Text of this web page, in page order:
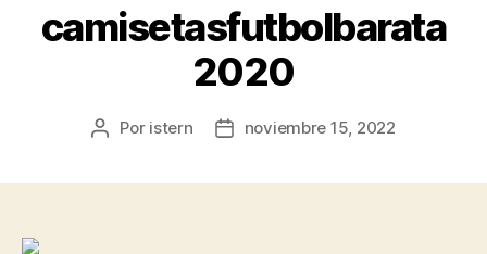
camisetasfutbolbarata
2020
Autor
Por istern
Fechanoviembre 15, 2022